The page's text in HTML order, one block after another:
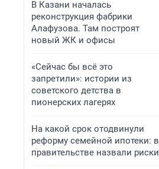
В Казани началась
реконструкция фабрики
Алафузова. Там построят
новый ЖК и офисы
«Сейчас бы всё это
запретили»: истории из
советского детства в
пионерских лагерях
На какой срок отодвинули
реформу семейной ипотеки: в
правительстве назвали риски